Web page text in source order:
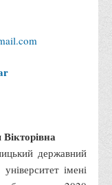
державний
університет імені